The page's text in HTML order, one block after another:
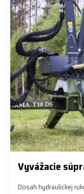
Vyvážacie
Dosah hydraulickej